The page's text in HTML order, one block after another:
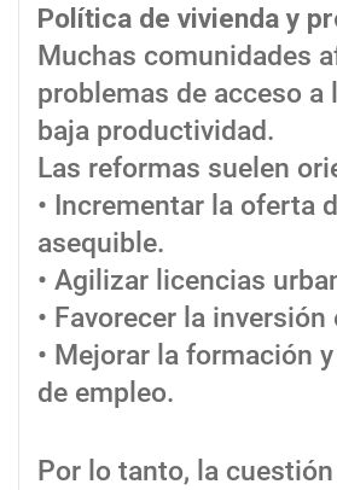
Política de vivienda y
Muchas comunidades
problemas de acceso a
baja productividad.
Las reformas suelen
• Incrementar la oferta
asequible.
• Agilizar licencias
• Favorecer la
• Mejorar la formación
de empleo.
Por lo tanto, la